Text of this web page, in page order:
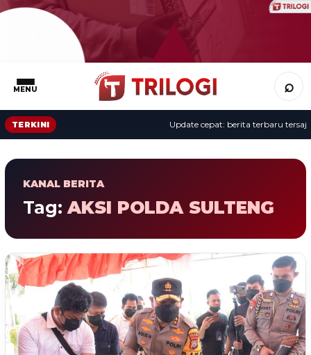
MENU ⌕
TERKINI Update cepat: berita terbaru tersaji
KANAL BERITA
Tag: AKSI POLDA SULTENG